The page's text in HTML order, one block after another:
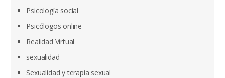
Psicología social
Psicólogos online
Realidad Virtual
sexualidad
Sexualidad y terapia sexual